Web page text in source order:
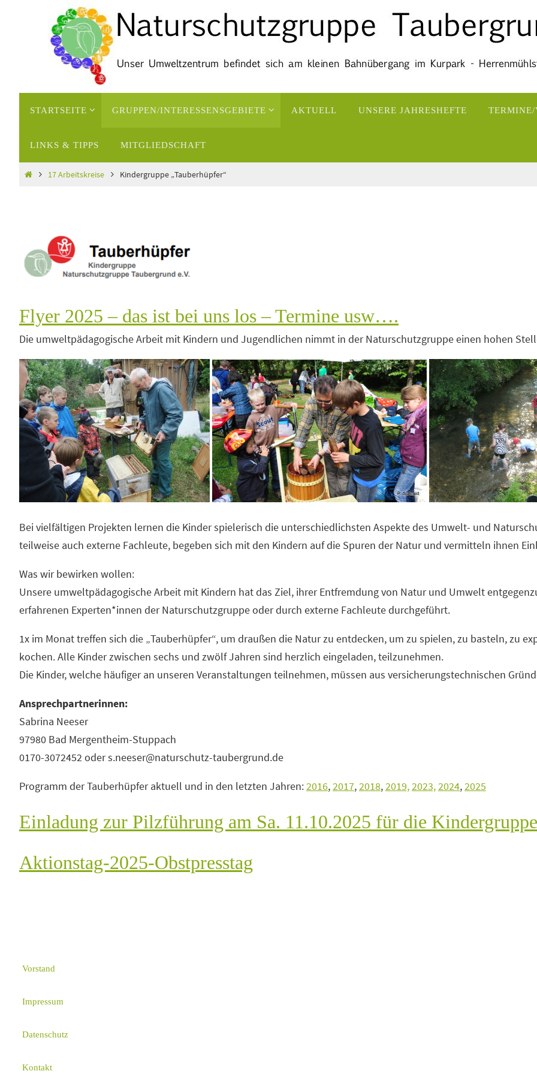
InhaltSTARTSEITE GRUPPEN/INTERESSENSGEBIETE AKTUELL UNSERE JAHRESHEFTE
LINKS & TIPPS MITGLIEDSCHAFT
Start17 Arbeitskreise Kindergruppe „Tauberhüpfer“
Flyer 2025 – das ist bei uns los – Termine usw….
Die umweltpädagogische Arbeit mit Kindern und Jugendlichen nimmt in der Naturschutzgruppe einen hohen
Bei vielfältigen Projekten lernen die Kinder spielerisch die unterschiedlichsten Aspekte des Umwelt- und
teilweise auch externe Fachleute, begeben sich mit den Kindern auf die Spuren der Natur und vermitteln ihnen
Was wir bewirken wollen:
Unsere umweltpädagogische Arbeit mit Kindern hat das Ziel, ihrer Entfremdung von Natur und Umwelt
erfahrenen Experten*innen der Naturschutzgruppe oder durch externe Fachleute durchgeführt.
1x im Monat treffen sich die „Tauberhüpfer“, um draußen die Natur zu entdecken, um zu spielen, zu basteln, zu
kochen. Alle Kinder zwischen sechs und zwölf Jahren sind herzlich eingeladen, teilzunehmen.
Die Kinder, welche häufiger an unseren Veranstaltungen teilnehmen, müssen aus versicherungstechnischen
Ansprechpartnerinnen:
Sabrina Neeser
97980 Bad Mergentheim-Stuppach
0170-3072452 oder s.neeser@naturschutz-taubergrund.de
Programm der Tauberhüpfer aktuell und in den letzten Jahren:2016,2017,2018,2019,2023,2024,2025
Einladung zur Pilzführung am Sa. 11.10.2025 für die
Aktionstag-2025-Obstpresstag
Vorstand
Impressum
Datenschutz
Kontakt